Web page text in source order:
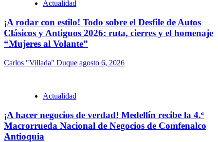
Actualidad
¡A rodar con estilo! Todo sobre el Desfile de Autos
Clásicos y Antiguos 2026: ruta, cierres y el homenaje
“Mujeres al Volante”
Carlos "Villada" Duque agosto 6, 2026
Actualidad
¡A hacer negocios de verdad! Medellín recibe la 4.ª
Macrorrueda Nacional de Negocios de Comfenalco
Antioquia